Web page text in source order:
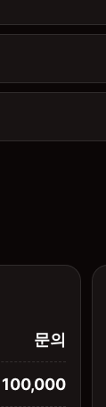
문의
100,000